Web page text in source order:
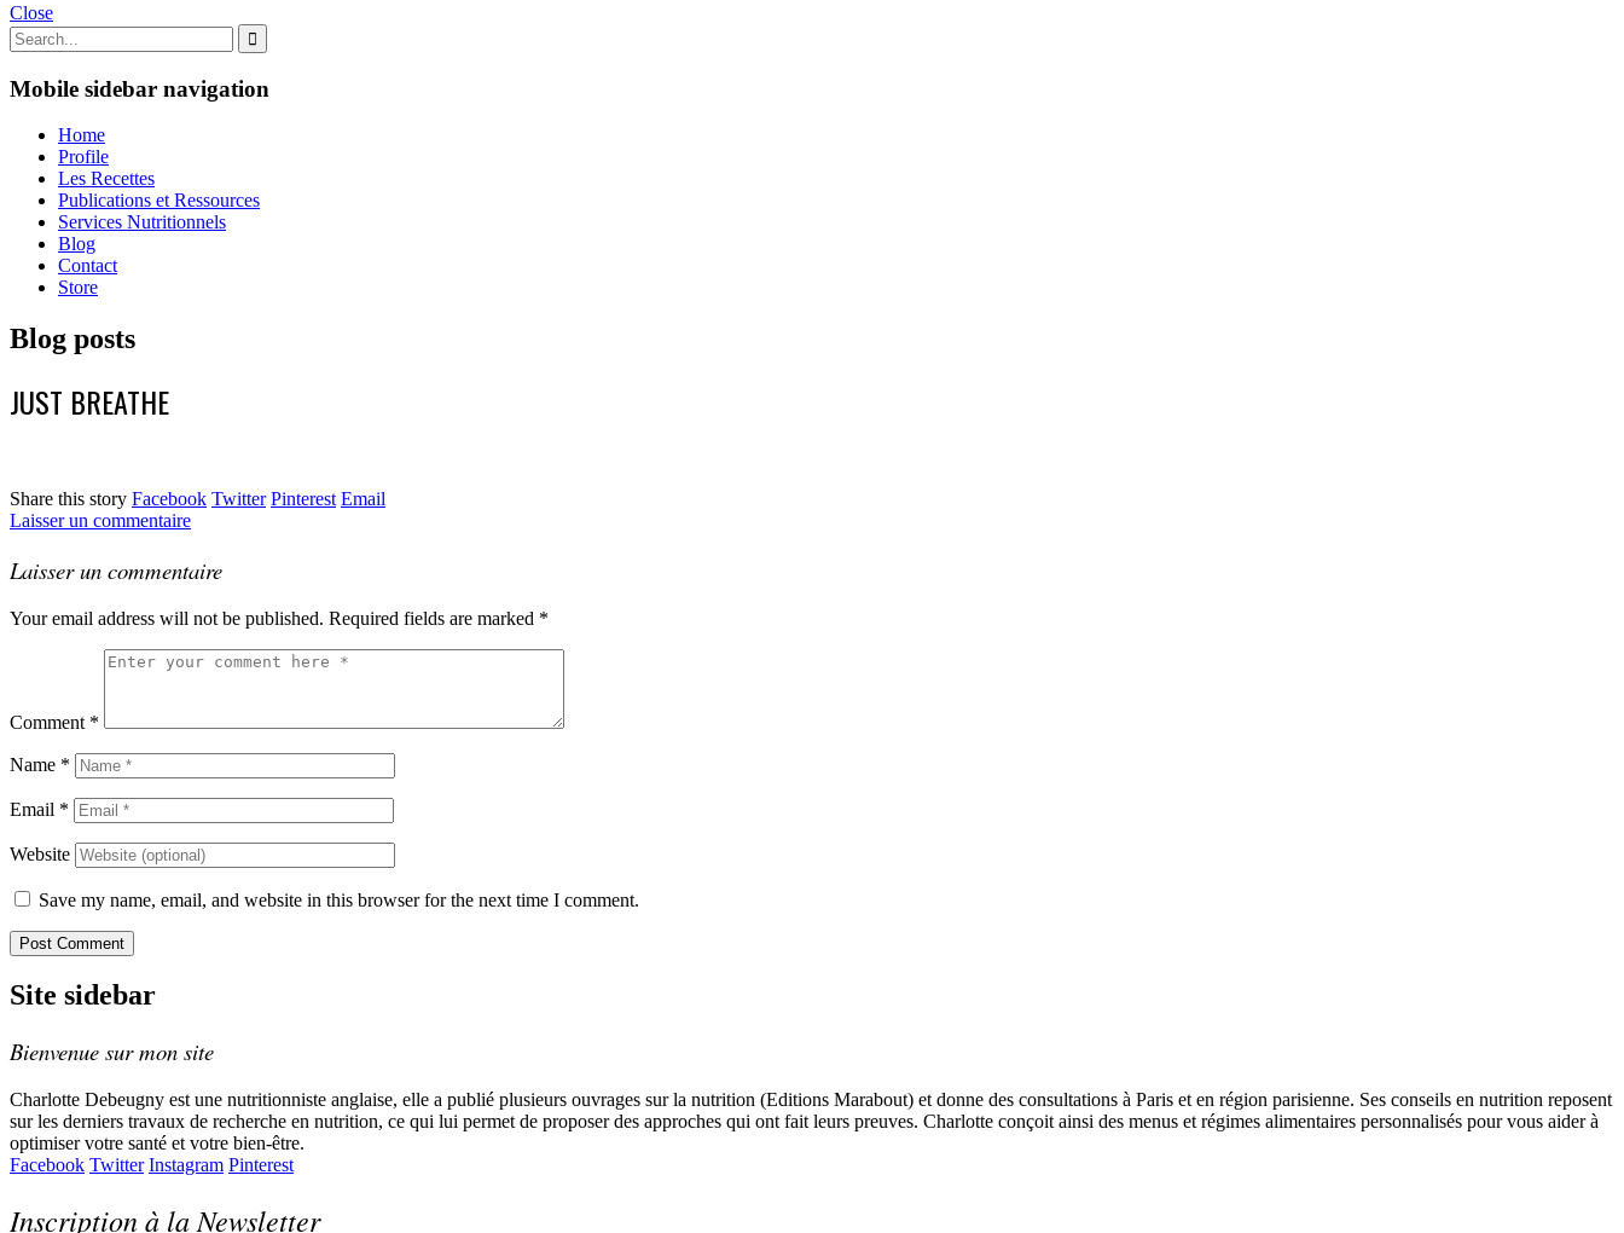
Close
Mobile sidebar navigation
Home
Profile
Les Recettes
Publications et Ressources
Services Nutritionnels
Blog
Contact
Store
Blog posts
JUST BREATHE
Share this story Facebook Twitter Pinterest Email
Laisser un commentaire
Laisser un commentaire
Your email address will not be published. Required fields are marked *
Comment *
Name *
Email *
Website
Save my name, email, and website in this browser for the next time I comment.
Site sidebar
Bienvenue sur mon site
Charlotte Debeugny est une nutritionniste anglaise, elle a publié plusieurs ouvrages sur la nutrition (Editions Marabout) et donne des consultations à Paris et en région parisienne. Ses conseils en nutrition reposent
sur les derniers travaux de recherche en nutrition, ce qui lui permet de proposer des approches qui ont fait leurs preuves. Charlotte conçoit ainsi des menus et régimes alimentaires personnalisés pour vous aider à
optimiser votre santé et votre bien-être.
Facebook Twitter Instagram Pinterest
Inscription à la Newsletter